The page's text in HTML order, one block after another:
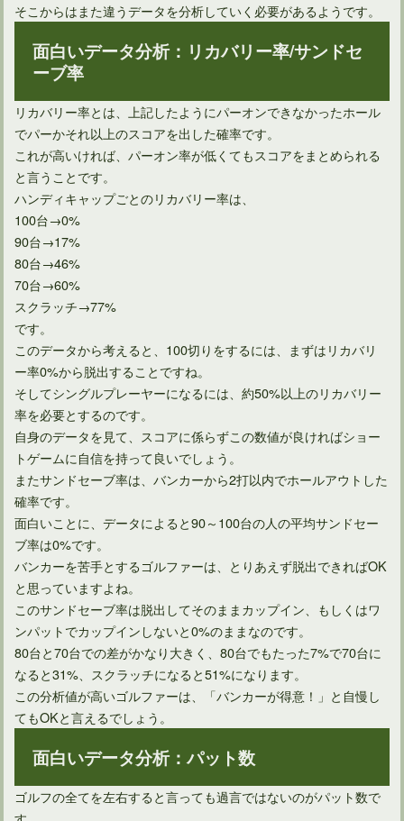
ゴルフを始めて90を切ることができる割合って何パーセント？
ゴルファー人口の中で90切りできる人の割合はどのくらい？
風速5M/Sがゴルフに与える影響と風の読み方、その対策とは
そこからはまた違うデータを分析していく必要があるようです。
面白いデータ分析：リカバリー率/サンドセ
ーブ率
リカバリー率とは、上記したようにパーオンできなかったホール
でパーかそれ以上のスコアを出した確率です。
これが高いければ、パーオン率が低くてもスコアをまとめられる
と言うことです。
ハンディキャップごとのリカバリー率は、
100台→0%
90台→17%
80台→46%
70台→60%
スクラッチ→77%
です。
このデータから考えると、100切りをするには、まずはリカバリ
ー率0%から脱出することですね。
そしてシングルプレーヤーになるには、約50%以上のリカバリー
率を必要とするのです。
自身のデータを見て、スコアに係らずこの数値が良ければショー
トゲームに自信を持って良いでしょう。
またサンドセーブ率は、バンカーから2打以内でホールアウトした
確率です。
面白いことに、データによると90～100台の人の平均サンドセー
ブ率は0%です。
バンカーを苦手とするゴルファーは、とりあえず脱出できればOK
と思っていますよね。
このサンドセーブ率は脱出してそのままカップイン、もしくはワ
ンパットでカップインしないと0%のままなのです。
80台と70台での差がかなり大きく、80台でもたった7%で70台に
なると31%、スクラッチになると51%になります。
この分析値が高いゴルファーは、「バンカーが得意！」と自慢し
てもOKと言えるでしょう。
面白いデータ分析：パット数
ゴルフの全てを左右すると言っても過言ではないのがパット数で